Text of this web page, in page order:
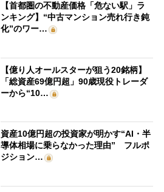
【首都圏の不動産価格「危ない駅」ラ
ンキング】“中古マンション売れ行き鈍
化”のワー…
【億り人オールスターが狙う20銘柄】
「総資産69億円超」90歳現役トレーダ
ーから“10…
資産10億円超の投資家が明かす“AI・半
導体相場に乗らなかった理由” フルポ
ジション…